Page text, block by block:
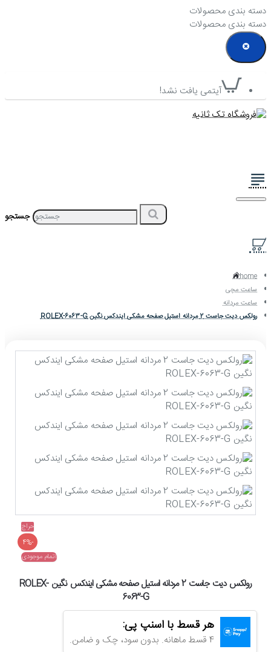
دسته بندی محصولات
دسته بندی محصولات
آیتمی یافت نشد!
جستجو
home
ساعت مچی
ساعت مردانه
رولکس دیت جاست 2 مردانه استیل صفحه مشکی ایندکس نگین ROLEX-6063-G
حراج
-4%
اتمام موجودی
رولکس دیت جاست 2 مردانه استیل صفحه مشکی ایندکس نگین ROLEX-
6063-G
هر قسط با اسنپ پی:
4 قسط ماهانه. بدون سود، چک و ضامن.